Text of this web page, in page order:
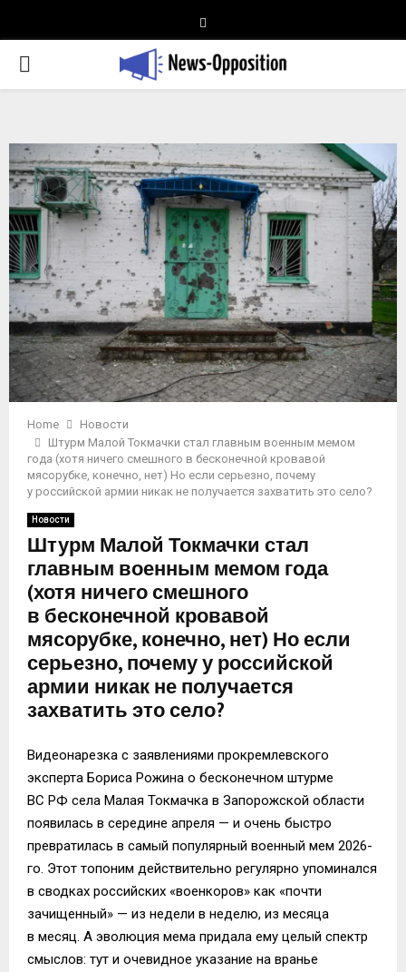
PRIMARY
Home
Новости
Штурм Малой Токмачки стал главным военным мемом
года (хотя ничего смешного в бесконечной кровавой
мясорубке, конечно, нет) Но если серьезно, почему
у российской армии никак не получается захватить это село?
Новости
Штурм Малой Токмачки стал
главным военным мемом года
(хотя ничего смешного
в бесконечной кровавой
мясорубке, конечно, нет) Но если
серьезно, почему у российской
армии никак не получается
захватить это село?
Видеонарезка с заявлениями прокремлевского
эксперта Бориса Рожина о бесконечном штурме
ВС РФ села Малая Токмачка в Запорожской области
появилась в середине апреля — и очень быстро
превратилась в самый популярный военный мем 2026-
го. Этот топоним действительно регулярно упоминался
в сводках российских «военкоров» как «почти
зачищенный» — из недели в неделю, из месяца
в месяц. А эволюция мема придала ему целый спектр
смыслов: тут и очевидное указание на вранье